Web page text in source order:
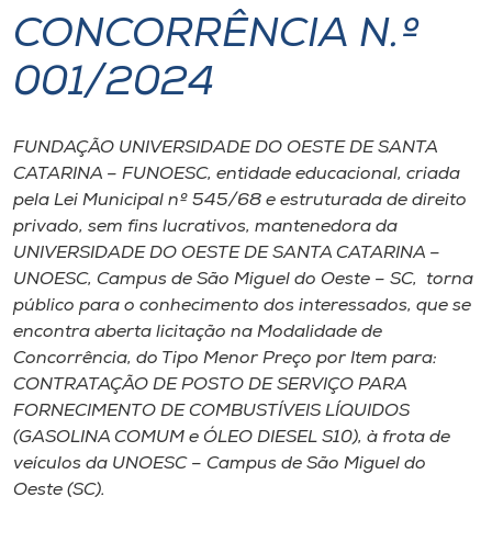
I.nova
Cultura
CPA
Biblioteca
Editora
Rádio
Museu
CONCORRÊNCIA N.º
001/2024
FUNDAÇÃO UNIVERSIDADE DO OESTE DE SANTA
CATARINA – FUNOESC, entidade educacional, criada
pela Lei Municipal nº 545/68 e estruturada de direito
privado, sem fins lucrativos, mantenedora da
UNIVERSIDADE DO OESTE DE SANTA CATARINA –
UNOESC, Campus de São Miguel do Oeste – SC, torna
público para o conhecimento dos interessados, que se
encontra aberta licitação na Modalidade de
Concorrência, do Tipo Menor Preço por Item para:
CONTRATAÇÃO DE POSTO DE SERVIÇO PARA
FORNECIMENTO DE COMBUSTÍVEIS LÍQUIDOS
(GASOLINA COMUM e ÓLEO DIESEL S10), à frota de
veículos da UNOESC – Campus de São Miguel do
Oeste (SC).